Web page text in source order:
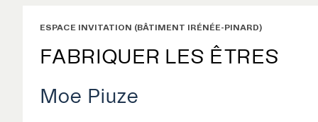
FABRIQUER LES ÊTRES
ESPACE INVITATION (BÂTIMENT IRÉNÉE-PINARD)
Moe Piuze